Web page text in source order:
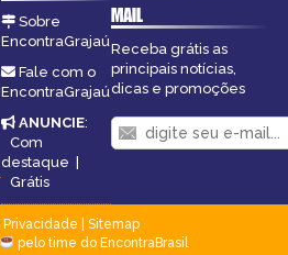
Sobre
EncontraGrajaú
Fale com o
EncontraGrajaú
ANUNCIE:
Com
destaque |
Grátis
MAIL
Receba grátis as
principais notícias,
dicas e promoções
Privacidade
Sitemap
pelo time do EncontraBrasil